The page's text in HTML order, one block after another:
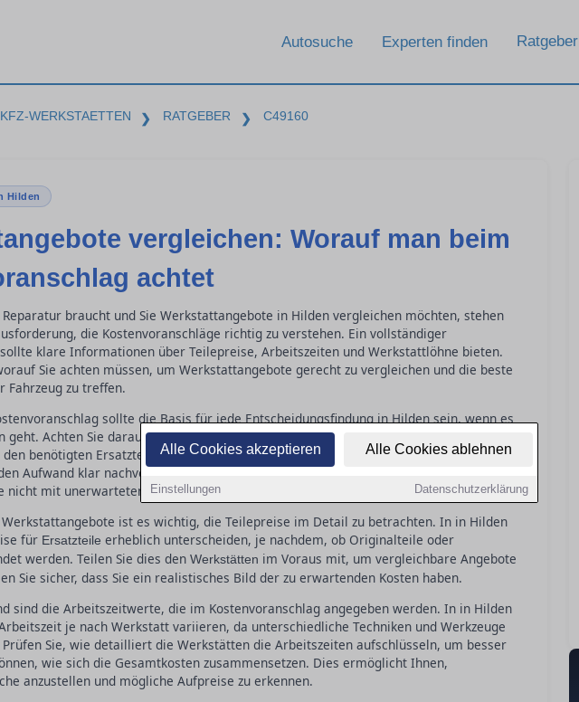
Alle Cookies akzeptieren Alle Cookies ablehnen
Einstellungen Datenschutzerklärung
Autosuche Experten finden Ratgeber
KFZ-WERKSTAETTEN ❯ RATGEBER ❯ C49160
Hilden
vergleichen: Worauf man beim
achtet
braucht und Sie Werkstattangebote in Hilden vergleichen möchten, stehen
die Kostenvoranschläge richtig zu verstehen. Ein vollständiger
klare Informationen über Teilepreise, Arbeitszeiten und Werkstattlöhne bieten.
Sie achten müssen, um Werkstattangebote gerecht zu vergleichen und die beste
Fahrzeug zu treffen.
sollte die Basis für jede Entscheidungsfindung in Hilden sein, wenn es
geht. Achten Sie darauf, dass der Voranschlag alle relevanten Details beinhaltet, wie
den benötigten Ersatzteilen und deren Kosten. Zusätzlich müssen Arbeitszeiten
Aufwand klar nachvollziehbar zu machen. Dies hilft, Transparenz zu schaffen und
nicht mit unerwarteten Zusatzkosten konfrontiert werden.
ist es wichtig, die Teilepreise im Detail zu betrachten. In in Hilden
für Ersatzteile erheblich unterscheiden, je nachdem, ob Originalteile oder
werden. Teilen Sie dies den Werkstätten im Voraus mit, um vergleichbare Angebote
Sie sicher, dass Sie ein realistisches Bild der zu erwartenden Kosten haben.
sind die Arbeitszeitwerte, die im Kostenvoranschlag angegeben werden. In in Hilden
je nach Werkstatt variieren, da unterschiedliche Techniken und Werkzeuge
Sie, wie detailliert die Werkstätten die Arbeitszeiten aufschlüsseln, um besser
wie sich die Gesamtkosten zusammensetzen. Dies ermöglicht Ihnen,
anzustellen und mögliche Aufpreise zu erkennen.